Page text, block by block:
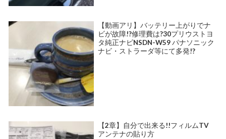
【動画アリ】バッテリー上がりでナ
ビが故障!?修理費は?30プリウストヨ
タ純正ナビNSDN-W59 パナソニック
ナビ・ストラーダ等にて多発!?
【2章】自分で出来る!!フィルムTV
アンテナの貼り方